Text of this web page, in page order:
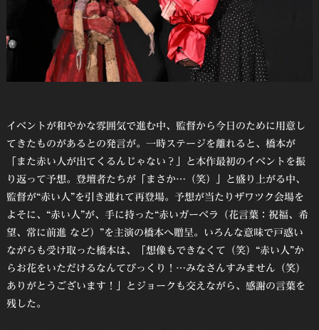
イベントが和やかな雰囲気で進む中、監督から今日のために用意し
てきたものがあるとの発言が。一時ステージを離れると、橋本が
「また赤い人が出てくるんじゃない？」と本作最初のイベントを振
り返って予想。登壇者たちが「まさか…（笑）」と盛り上がる中、
監督が“赤い人”を引き連れて再登場。予想が当たりザワツク会場を
よそに、“赤い人”が、手に持った“赤いガーベラ（花言葉：祝福、希
望、常に前進 など）”を主演の橋本へ贈呈。いろんな意味で戸惑い
ながらも受け取った橋本は、「想像もできなくて（笑）“赤い人”か
らお花をいただけるなんてびっくり！…みなさんすみません（笑）
ありがとうございます！」とジョークも交えながら、感謝の言葉を
残した。